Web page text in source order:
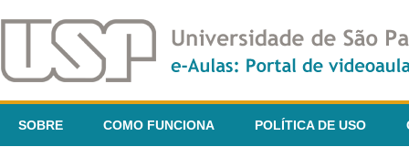
SOBRE COMO FUNCIONA POLÍTICA DE USO